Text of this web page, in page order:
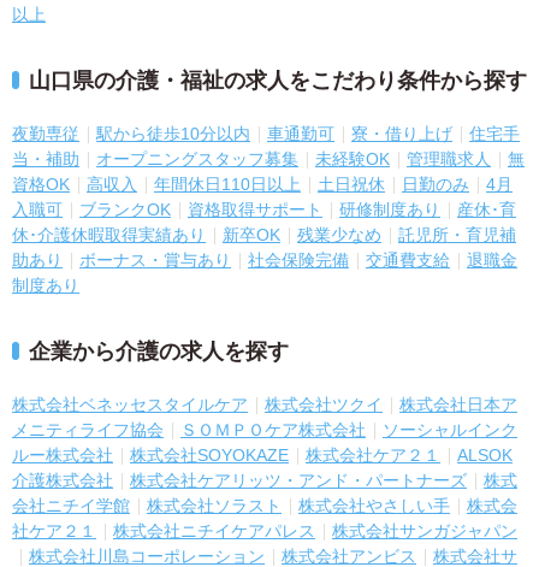
以上
山口県の介護・福祉の求人をこだわり条件から探す
夜勤専従 駅から徒歩10分以内 車通勤可 寮・借り上げ
住宅手
当・補助
オープニングスタッフ募集 未経験OK 管理職求人
無
資格OK
高収入 年間休日110日以上 土日祝休 日勤のみ
4月
入職可
ブランクOK 資格取得サポート 研修制度あり
産休･育
休･介護休暇取得実績あり
新卒OK 残業少なめ
託児所・育児補
助あり
ボーナス・賞与あり 社会保険完備 交通費支給
退職金
制度あり
企業から介護の求人を探す
株式会社ベネッセスタイルケア 株式会社ツクイ
株式会社日本ア
メニティライフ協会
ＳＯＭＰＯケア株式会社
ソーシャルインク
ルー株式会社
株式会社SOYOKAZE 株式会社ケア２１
ALSOK
介護株式会社
株式会社ケアリッツ・アンド・パートナーズ
株式
会社ニチイ学館
株式会社ソラスト 株式会社やさしい手
株式会
社ケア２１
株式会社ニチイケアパレス
株式会社サンガジャパン
株式会社川島コーポレーション
株式会社アンビス
株式会社サ